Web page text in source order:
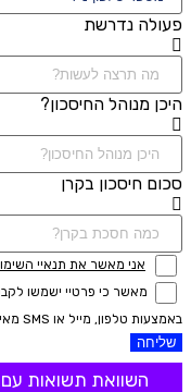
פעולה נדרשת
היכן מנוהל החיסכון?
סכום חיסכון בקרן
אני מאשר את תנאיי
מאשר כי פרטיי ישמשו
באמצעות טלפון, מייל או SMS מאיתנו או צד שלישי
שליחה
השוואת תשואות